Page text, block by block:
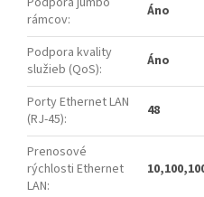
rámcov: Áno
Podpora kvality
služieb (QoS): Áno
Porty Ethernet LAN
(RJ-45): 48
Prenosové
rýchlosti Ethernet
LAN: